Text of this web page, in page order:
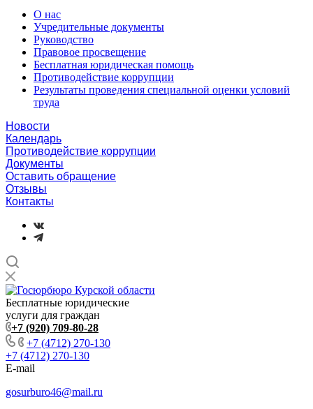
О нас
Учредительные документы
Руководство
Правовое просвещение
Бесплатная юридическая помощь
Противодействие коррупции
Результаты проведения специальной оценки условий
труда
Новости
Календарь
Противодействие коррупции
Документы
Оставить обращение
Отзывы
Контакты
Бесплатные юридические
услуги для граждан
+7 (920) 709-80-28
+7 (4712) 270-130
+7 (4712) 270-130
E-mail
gosurburo46@mail.ru